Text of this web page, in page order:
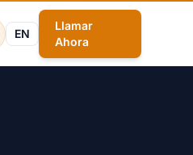
EN
Llamar
Ahora